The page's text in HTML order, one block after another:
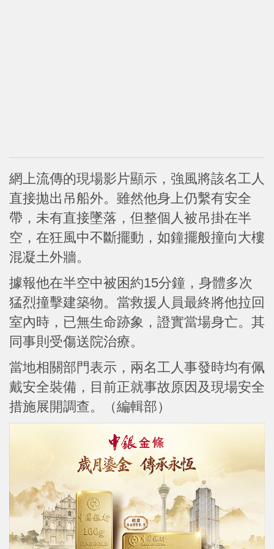
網上流傳的現場影片顯示，強風將該名工人
直接拋出吊船外。雖然他身上仍繫有安全
帶，未有直接墜落，但整個人被吊掛在半
空，在狂風中不斷擺動，如鐘擺般撞向大樓
混凝土外牆。
據報他在半空中被困約15分鐘，身體多次
猛烈撞擊建築物。當救援人員最終將他拉回
室內時，已無生命跡象，證實當場身亡。其
同事則受傷送院治療。
當地相關部門表示，兩名工人事發時均有佩
戴安全裝備，目前正就事故原因及現場安全
措施展開調查。（編輯部）